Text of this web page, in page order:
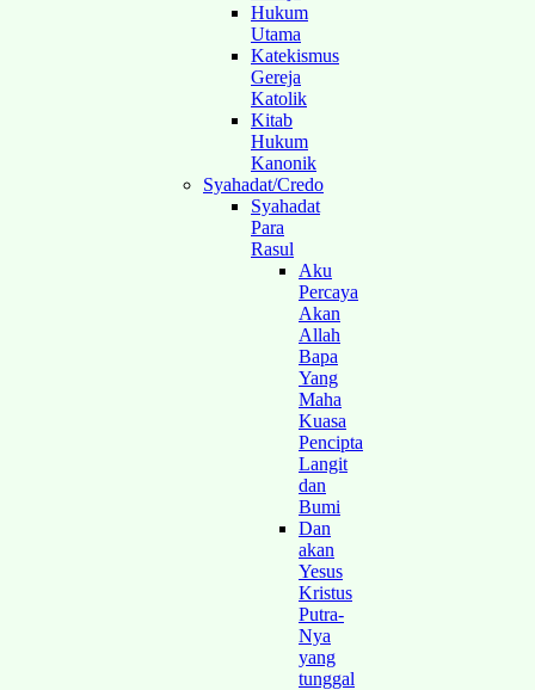
Hukum
Utama
Katekismus
Gereja
Katolik
Kitab
Hukum
Kanonik
Syahadat/Credo
Syahadat
Para
Rasul
Aku
Percaya
Akan
Allah
Bapa
Yang
Maha
Kuasa
Pencipta
Langit
dan
Bumi
Dan
akan
Yesus
Kristus
Putra-
Nya
yang
tunggal